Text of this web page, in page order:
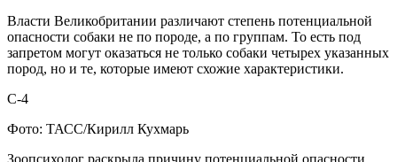
Власти Великобритании различают степень потенциальной
опасности собаки не по породе, а по группам. То есть под
запретом могут оказаться не только собаки четырех указанных
пород, но и те, которые имеют схожие характеристики.
С-4
Фото: ТАСС/Кирилл Кухмарь